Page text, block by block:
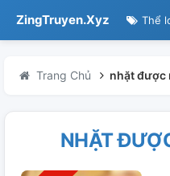
ZingTruyen.Xyz Thể
Trang Chủ nhặt được
NHẶT